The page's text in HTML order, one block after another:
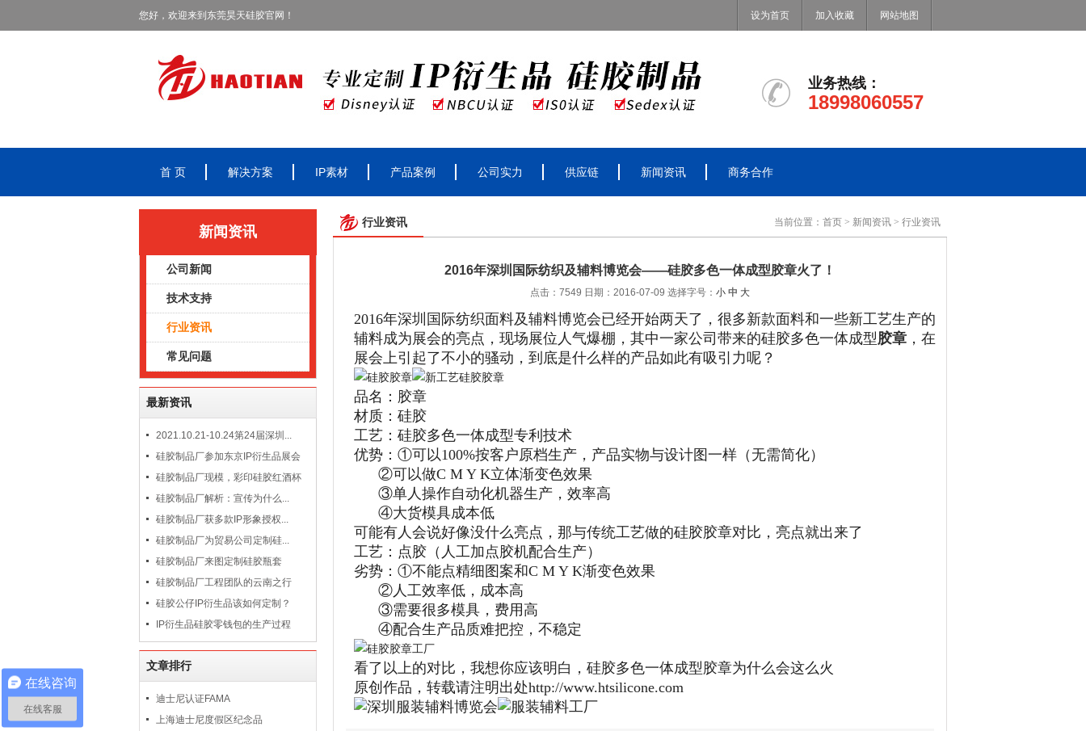
您好，欢迎来到东莞昊天硅胶官网！ 设为首页 加入收藏 网站地图
业务热线：
18998060557
首 页 解决方案 IP素材 产品案例 公司实力 供应链 新闻资讯 商务合作
新闻资讯
公司新闻
技术支持
行业资讯
常见问题
最新资讯
2021.10.21-10.24第24届深圳...
硅胶制品厂参加东京IP衍生品展会
硅胶制品厂现模，彩印硅胶红酒杯
硅胶制品厂解析：宣传为什么...
硅胶制品厂获多款IP形象授权...
硅胶制品厂为贸易公司定制硅...
硅胶制品厂来图定制硅胶瓶套
硅胶制品厂工程团队的云南之行
硅胶公仔IP衍生品该如何定制？
IP衍生品硅胶零钱包的生产过程
文章排行
迪士尼认证FAMA
上海迪士尼度假区纪念品
行业资讯 当前位置： 首页 > 新闻资讯 > 行业资讯
2016年深圳国际纺织及辅料博览会——硅胶多色一体成型胶章火了！
点击：7549 日期：2016-07-09 选择字号： 小 中 大
2016年深圳国际纺织面料及辅料博览会已经开始两天了，很多新款面料和一些新工艺生产的
辅料成为展会的亮点，现场展位人气爆棚，其中一家公司带来的硅胶多色一体成型胶章 ，在
展会上引起了不小的骚动，到底是什么样的产品如此有吸引力呢？
品名：胶章
材质：硅胶
工艺：硅胶多色一体成型专利技术
优势：①可以100%按客户原档生产，产品实物与设计图一样（无需简化）
②可以做C M Y K立体渐变色效果
③单人操作自动化机器生产，效率高
④大货模具成本低
可能有人会说好像没什么亮点，那与传统工艺做的硅胶胶章对比，亮点就出来了
工艺：点胶（人工加点胶机配合生产）
劣势：①不能点精细图案和C M Y K渐变色效果
②人工效率低，成本高
③需要很多模具，费用高
④配合生产品质难把控，不稳定
看了以上的对比，我想你应该明白，硅胶多色一体成型胶章为什么会这么火
原创作品，转载请注明出处http://www.htsilicone.com
在线咨询
在线客服